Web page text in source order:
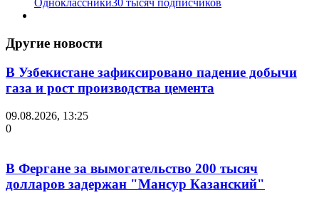
Одноклассники30 тысяч подписчиков
Другие новости
В Узбекистане зафиксировано падение добычи
газа и рост производства цемента
09.08.2026, 13:25
0
В Фергане за вымогательство 200 тысяч
долларов задержан "Мансур Казанский"